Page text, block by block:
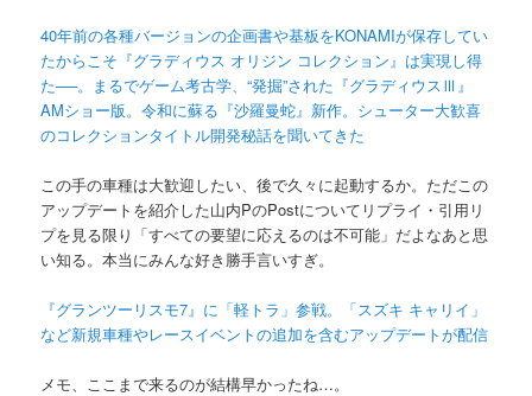
40年前の各種バージョンの企画書や基板をKONAMIが保存してい
たからこそ『グラディウス オリジン コレクション』は実現し得
た──。まるでゲーム考古学、“発掘”された『グラディウスⅢ』
AMショー版。令和に蘇る『沙羅曼蛇』新作。シューター大歓喜
のコレクションタイトル開発秘話を聞いてきた
この手の車種は大歓迎したい、後で久々に起動するか。ただこの
アップデートを紹介した山内PのPostについてリプライ・引用リ
プを見る限り「すべての要望に応えるのは不可能」だよなあと思
い知る。本当にみんな好き勝手言いすぎ。
『グランツーリスモ7』に「軽トラ」参戦。「スズキ キャリイ」
など新規車種やレースイベントの追加を含むアップデートが配信
メモ、ここまで来るのが結構早かったね…。